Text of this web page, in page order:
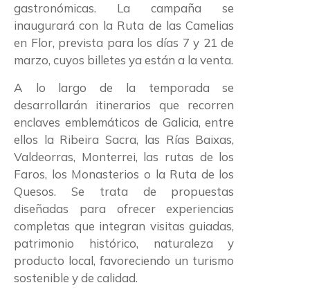
gastronómicas. La campaña se
inaugurará con la Ruta de las Camelias
en Flor, prevista para los días 7 y 21 de
marzo, cuyos billetes ya están a la venta.
A lo largo de la temporada se
desarrollarán itinerarios que recorren
enclaves emblemáticos de Galicia, entre
ellos la Ribeira Sacra, las Rías Baixas,
Valdeorras, Monterrei, las rutas de los
Faros, los Monasterios o la Ruta de los
Quesos. Se trata de propuestas
diseñadas para ofrecer experiencias
completas que integran visitas guiadas,
patrimonio histórico, naturaleza y
producto local, favoreciendo un turismo
sostenible y de calidad.